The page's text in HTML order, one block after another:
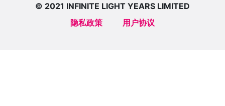
© 2021 INFINITE LIGHT YEARS LIMITED
隐私政策
用户协议